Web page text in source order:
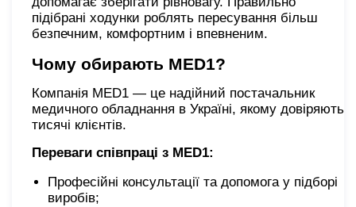
підібрані ходунки роблять пересування більш
безпечним, комфортним і впевненим.
Чому обирають MED1?
Компанія MED1 — це надійний постачальник
медичного обладнання в Україні, якому довіряють
тисячі клієнтів.
Переваги співпраці з MED1:
Професійні консультації та допомога у підборі
виробів;